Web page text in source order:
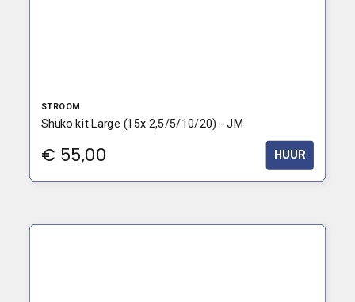
STROOM
Shuko kit Large (15x 2,5/5/10/20) - JM
€ 55,00 HUUR